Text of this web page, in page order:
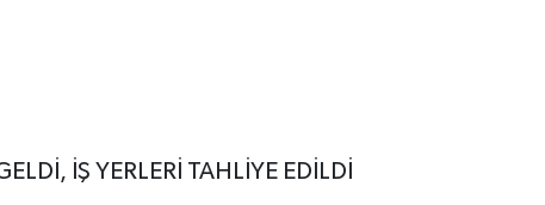
İŞ YERLERİ TAHLİYE EDİLDİ